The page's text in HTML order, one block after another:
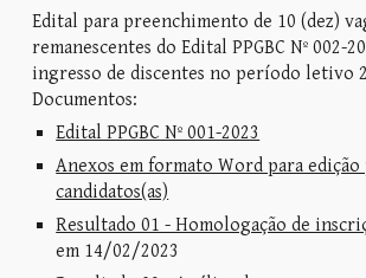
Edital para preenchimento de 10 (dez)
remanescentes do Edital PPGBC Nº 002-
ingresso de discentes no período letivo
Documentos:
Edital PPGBC Nº 001-2023
Anexos em formato Word para
candidatos(as)
Resultado 01 - Homologação de
em 14/02/2023